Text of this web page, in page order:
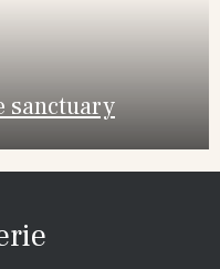
sanctuary